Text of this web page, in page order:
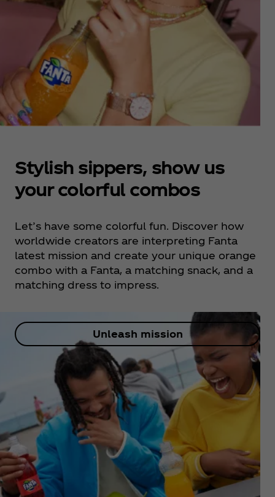
Stylish sippers, show us
your colorful combos
Let’s have some colorful fun. Discover how
worldwide creators are interpreting Fanta
latest mission and create your unique orange
combo with a Fanta, a matching snack, and a
matching dress to impress.
Unleash mission